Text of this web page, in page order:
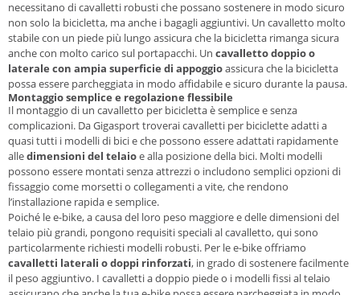
necessitano di cavalletti robusti che possano sostenere in modo sicuro
non solo la bicicletta, ma anche i bagagli aggiuntivi. Un cavalletto molto
stabile con un piede più lungo assicura che la bicicletta rimanga sicura
anche con molto carico sul portapacchi. Un cavalletto doppio o
laterale con ampia superficie di appoggioassicura che la bicicletta
possa essere parcheggiata in modo affidabile e sicuro durante la pausa.
Montaggio semplice e regolazione flessibile
Il montaggio di un cavalletto per bicicletta è semplice e senza
complicazioni. Da Gigasport troverai cavalletti per biciclette adatti a
quasi tutti i modelli di bici e che possono essere adattati rapidamente
alledimensioni del telaioe alla posizione della bici. Molti modelli
possono essere montati senza attrezzi o includono semplici opzioni di
fissaggio come morsetti o collegamenti a vite, che rendono
l’installazione rapida e semplice.
Poiché le e-bike, a causa del loro peso maggiore e delle dimensioni del
telaio più grandi, pongono requisiti speciali al cavalletto, qui sono
particolarmente richiesti modelli robusti. Per le e-bike offriamo
cavalletti laterali o doppi rinforzati, in grado di sostenere facilmente
il peso aggiuntivo. I cavalletti a doppio piede o i modelli fissi al telaio